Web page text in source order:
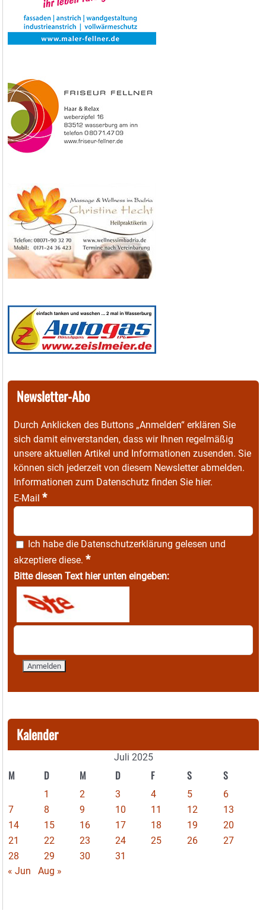
Newsletter-Abo
Durch Anklicken des Buttons „Anmelden“ erklären Sie
sich damit einverstanden, dass wir Ihnen regelmäßig
unsere aktuellen Artikel und Informationen zusenden. Sie
können sich jederzeit von diesem Newsletter abmelden.
Informationen zum Datenschutz finden Sie hier.
E-Mail *
Ich habe die Datenschutzerklärung gelesen und
akzeptiere diese. *
Bitte diesen Text hier unten eingeben:
Kalender
Juli 2025
M D M D F S S
1 2 3 4 5
6
7
8 9 10 11 12
13
14
15 16 17 18 19
20
21
22 23 24 25 26
27
28
29 30
31
« Jun
Aug »